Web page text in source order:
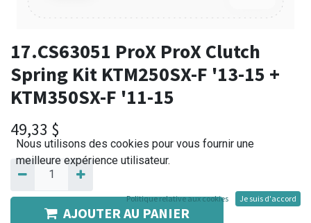
17.CS63051 ProX ProX Clutch
Spring Kit KTM250SX-F '13-15 +
KTM350SX-F '11-15
49,33 $
AJOUTER AU PANIER
Nous utilisons des cookies pour vous fournir une
meilleure expérience utilisateur.
Politique relative aux cookies Je suis d'accord